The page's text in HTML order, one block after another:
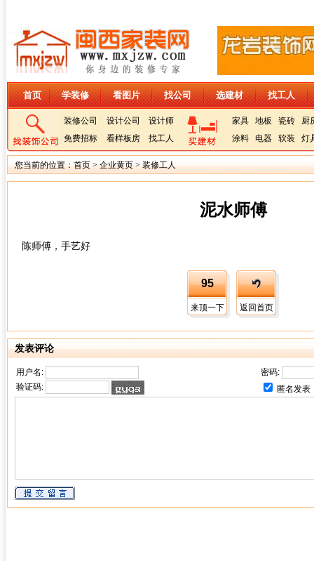
首页 学装修 看图片 找公司 选建材 找工人
装修公司 设计公司
设计师
免费招标
看样板房 找工人
家具 地板 瓷砖
厨
涂料
电器 软装 灯
您当前的位置：首页>企业黄页>装修工人
泥水师傅
陈师傅，手艺好
95
来顶一下 返回首页
发表评论
用户名:
密码:
验证码:
匿名发表